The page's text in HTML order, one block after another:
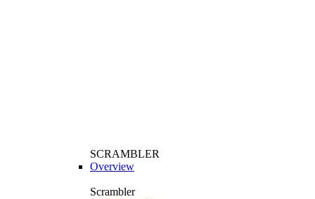
SCRAMBLER
Overview
Scrambler